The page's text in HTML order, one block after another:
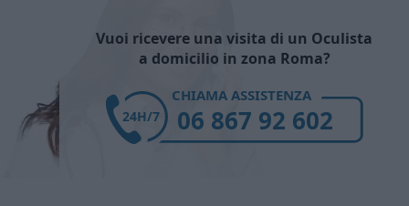
Vuoi ricevere una visita di un Oculista
a domicilio in zona Roma?
CHIAMA ASSISTENZA
06 867 92 602
24H/7